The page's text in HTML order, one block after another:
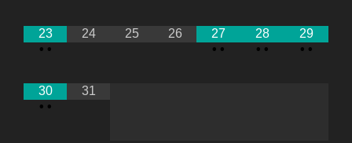
23
• •
24 25 26
27
• •
28
• •
29
• •
30
• •
31